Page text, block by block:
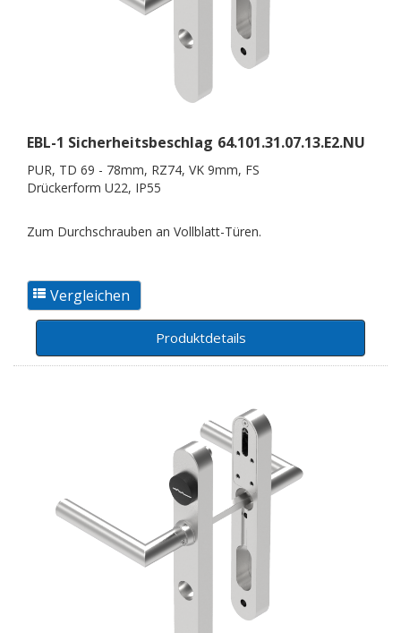
EBL-1 Sicherheitsbeschlag 64.101.31.07.13.E2.NU
PUR, TD 69 - 78mm, RZ74, VK 9mm, FS
Drückerform U22, IP55
Zum Durchschrauben an Vollblatt-Türen.
Produktdetails